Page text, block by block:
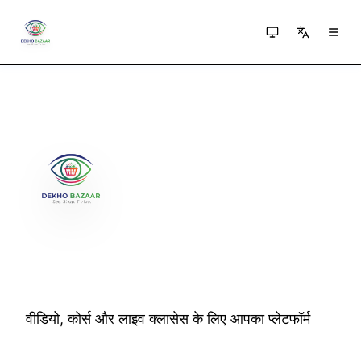
वीडियो, कोर्स और लाइव क्लासेस के लिए आपका प्लेटफॉर्म